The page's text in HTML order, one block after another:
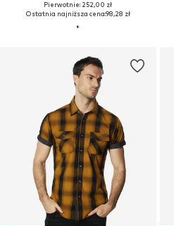
Pierwotnie: 252,00 zł
Ostatnia najniższa cena:98,28 zł